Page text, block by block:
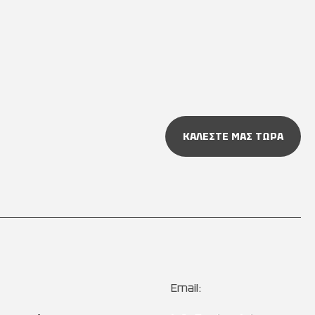
ΚΑΛΕΣΤΕ ΜΑΣ ΤΩΡΑ
Email: